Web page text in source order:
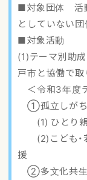
■対象団体 活
としていない団
■対象活動
(1)テーマ別助
戸市と協働で
＜令和3年度
①孤立しがち
(1) ひとり親
(2)こども・若
援
②多文化共生